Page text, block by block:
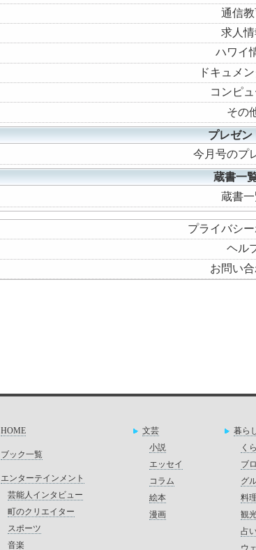
通信
求人情
ハワイ
ドキュメ
コンピ
その
プレゼン
今月号のプ
蔵書一
蔵書
プライバシ
ヘル
お問い
HOME
ブック一覧
エンターテインメント
芸能人インタビュー
町のクリエイター
スポーツ
音楽
文芸
小説
エッセイ
コラム
絵本
漫画
暮ら
く
ブ
グ
料
観
占
ウ